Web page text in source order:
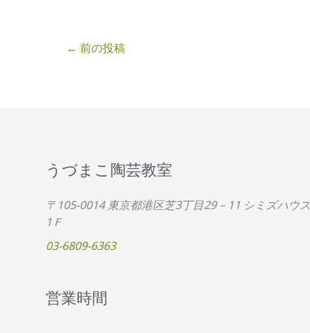
← 前の投稿
うづまこ陶芸教室
〒105-0014 東京都港区芝3丁目29－11 シミズハウス
1Ｆ
03-6809-6363
営業時間